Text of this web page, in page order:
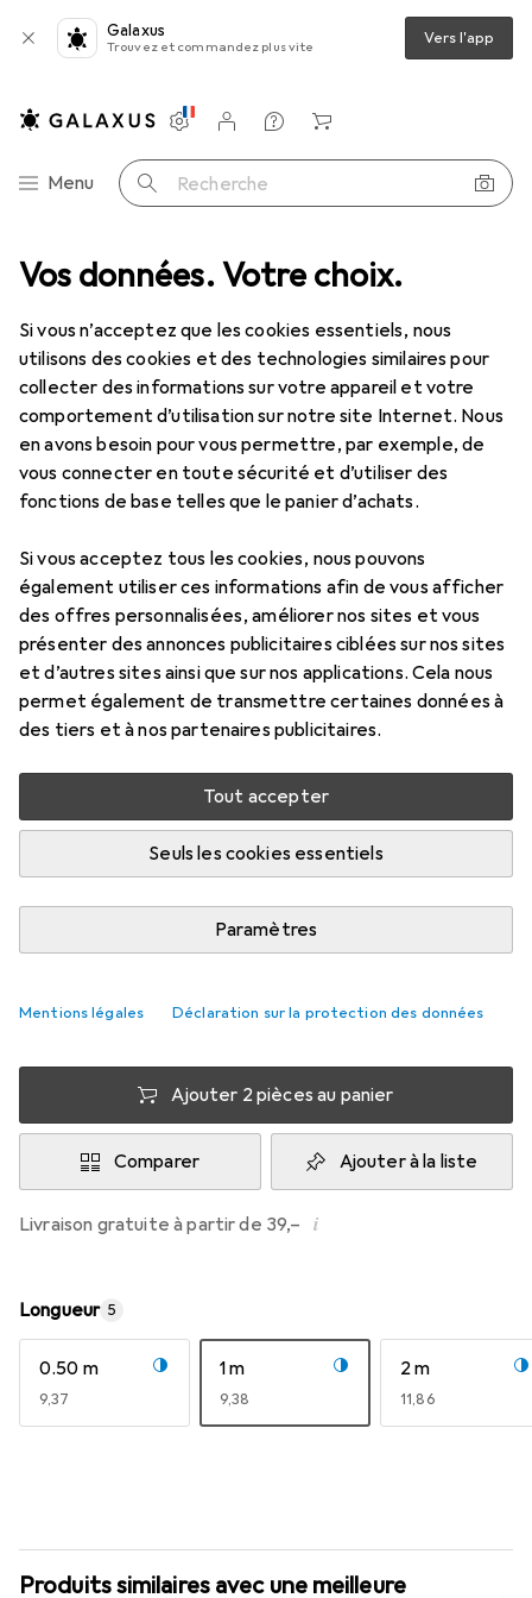
Vos données. Votre choix.
Si vous n’acceptez que les cookies essentiels, nous
utilisons des cookies et des technologies similaires pour
collecter des informations sur votre appareil et votre
comportement d’utilisation sur notre site Internet. Nous
en avons besoin pour vous permettre, par exemple, de
vous connecter en toute sécurité et d’utiliser des
fonctions de base telles que le panier d’achats.
Si vous acceptez tous les cookies, nous pouvons
également utiliser ces informations afin de vous afficher
des offres personnalisées, améliorer nos sites et vous
présenter des annonces publicitaires ciblées sur nos sites
et d’autres sites ainsi que sur nos applications. Cela nous
permet également de transmettre certaines données à
des tiers et à nos partenaires publicitaires.
Tout accepter
Seuls les cookies essentiels
Paramètres
Mentions légales Déclaration sur la protection des données
Galaxus
Trouvez et commandez plus vite Vers l'app
Navigation par catégorie
Menu Recherche
Paramètres
Compte client
Listes de comparaison
Listes d'envies
Panier
Câble USB InLine Câble USB 3.0 A mâle vers micro B mâle noir 1m
4 images
REMISE QUANTITATIVE
Câble USB 3.0 A mâle vers
micro B mâle noir 1m
1 m, USB 3.2 Gen 1
Prix en EUR TVA incl.
EUR
8,06 économisez EUR
2,64
9
Évaluations Marque
Plus de produits InLine
Livré entre mer, 19/8 et ven, 21/8
Plus de 10 pièces en stock chez le fournisseur
M'informer si le produit est disponible plus tôt
Ajouter 2 pièces au panier
Comparer Ajouter à la liste
Livraison gratuite à partir de 39,– i
Longueur 5
0.50 m
EUR
9,37
1 m
EUR
9,38
2 m
EUR
11,86
Produits similaires avec une meilleure